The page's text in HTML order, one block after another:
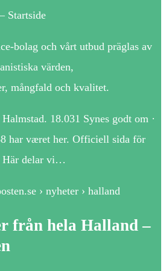
Startside
bolag och vårt utbud präglas av
värden,
mångfald och kvalitet.
18.031 Synes godt om ·
har været her. Officiell sida för
Här delar vi…
› nyheter › halland
från hela Halland –